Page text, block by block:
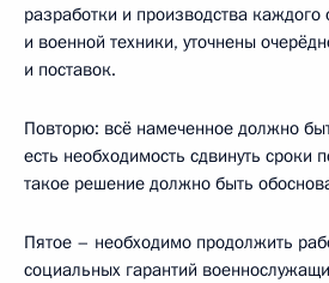
разработки и производства
и военной техники, уточнены
и поставок.
Повторю: всё намеченное должно
есть необходимость сдвинуть сроки
такое решение должно быть
Пятое – необходимо продолжить
социальных гарантий